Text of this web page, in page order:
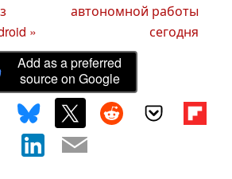
»
автономной работы
сегодня
Add as a preferred
source on Google